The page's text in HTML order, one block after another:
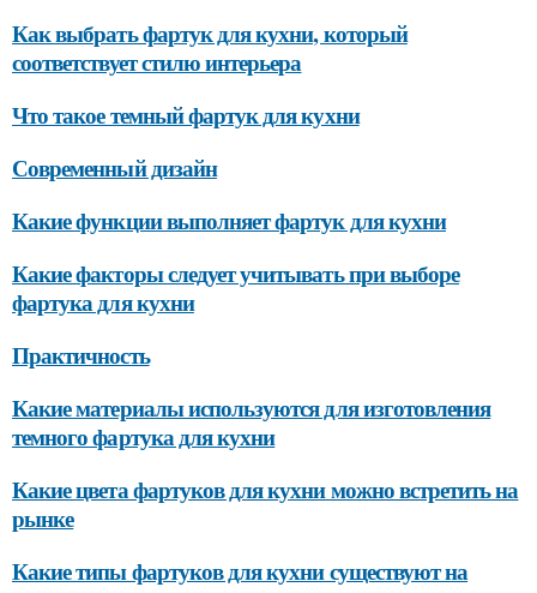
Как выбрать фартук для кухни, который
соответствует стилю интерьера
Что такое темный фартук для кухни
Современный дизайн
Какие функции выполняет фартук для кухни
Какие факторы следует учитывать при выборе
фартука для кухни
Практичность
Какие материалы используются для изготовления
темного фартука для кухни
Какие цвета фартуков для кухни можно встретить на
рынке
Какие типы фартуков для кухни существуют на